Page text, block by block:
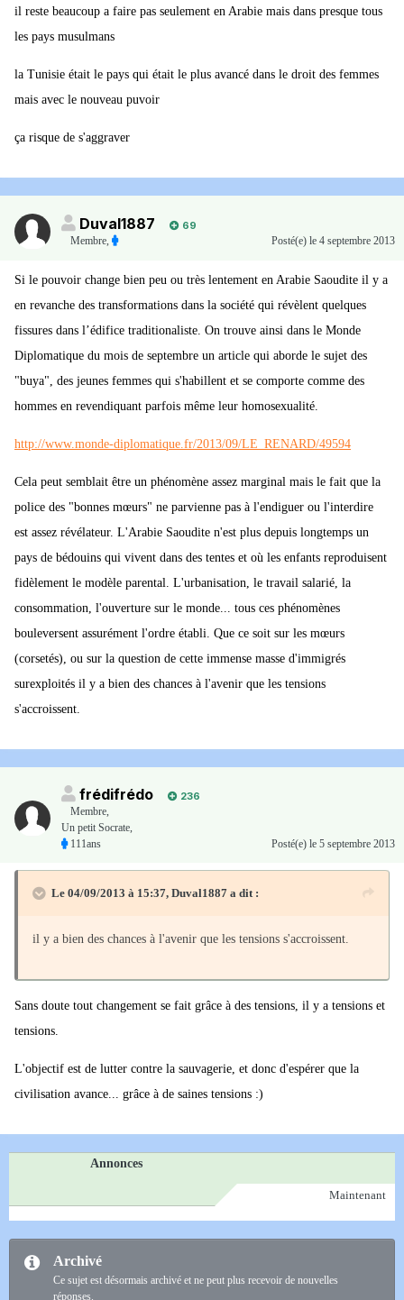
il reste beaucoup a faire pas seulement en Arabie mais dans presque tous
les pays musulmans
la Tunisie était le pays qui était le plus avancé dans le droit des femmes
mais avec le nouveau puvoir
ça risque de s'aggraver
Duval1887
69
Membre, Posté(e) le 4 septembre 2013
Si le pouvoir change bien peu ou très lentement en Arabie Saoudite il y a
en revanche des transformations dans la société qui révèlent quelques
fissures dans l’édifice traditionaliste. On trouve ainsi dans le Monde
Diplomatique du mois de septembre un article qui aborde le sujet des
"buya", des jeunes femmes qui s'habillent et se comporte comme des
hommes en revendiquant parfois même leur homosexualité.
http://www.monde-diplomatique.fr/2013/09/LE_RENARD/49594
Cela peut semblait être un phénomène assez marginal mais le fait que la
police des "bonnes mœurs" ne parvienne pas à l'endiguer ou l'interdire
est assez révélateur. L'Arabie Saoudite n'est plus depuis longtemps un
pays de bédouins qui vivent dans des tentes et où les enfants reproduisent
fidèlement le modèle parental. L'urbanisation, le travail salarié, la
consommation, l'ouverture sur le monde... tous ces phénomènes
bouleversent assurément l'ordre établi. Que ce soit sur les mœurs
(corsetés), ou sur la question de cette immense masse d'immigrés
surexploités il y a bien des chances à l'avenir que les tensions
s'accroissent.
frédifrédo
236
Membre,
Un petit Socrate,
111ans
Posté(e) le 5 septembre 2013
Le 04/09/2013 à 15:37, Duval1887 a dit :
il y a bien des chances à l'avenir que les tensions s'accroissent.
Sans doute tout changement se fait grâce à des tensions, il y a tensions et
tensions.
L'objectif est de lutter contre la sauvagerie, et donc d'espérer que la
civilisation avance... grâce à de saines tensions :)
Annonces
Maintenant
Archivé
Ce sujet est désormais archivé et ne peut plus recevoir de nouvelles
réponses.